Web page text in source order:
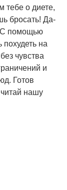
тебе о диете,
бросать! Да-
С помощью
на
чувства
и
Готов
нашу